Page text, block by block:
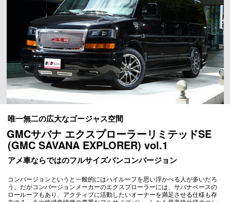
唯一無二の広大なゴージャス空間
GMCサバナ エクスプローラーリミテッドSE
(GMC SAVANA EXPLORER) vol.1
アメ車ならではのフルサイズバンコンバージョン
コンバージョンというと一般的にはハイルーフを思い浮かべる人が多いだろ
う。だがコンバージョンメーカーのエクスプローラーには、サバナベースの
ロールーフもあり、アクティブに活動したいオーナーを満足させる仕様も存